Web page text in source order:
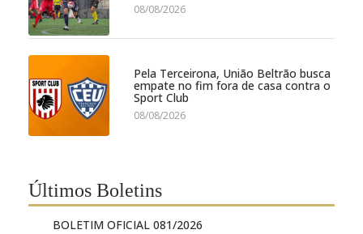
08/08/2026
Pela Terceirona, União Beltrão busca
empate no fim fora de casa contra o
Sport Club
08/08/2026
Últimos Boletins
BOLETIM OFICIAL 081/2026